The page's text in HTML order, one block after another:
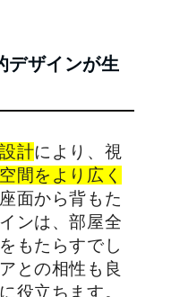
デザインが生
計により、視
空間をより広く
面から背もた
ンは、部屋全
もたらすでし
との相性も良
役立ちます。